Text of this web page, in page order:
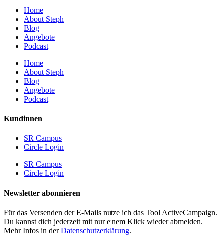
Home
About Steph
Blog
Angebote
Podcast
Home
About Steph
Blog
Angebote
Podcast
Kundinnen
SR Campus
Circle Login
SR Campus
Circle Login
Newsletter abonnieren
Für das Versenden der E-Mails nutze ich das Tool ActiveCampaign.
Du kannst dich jederzeit mit nur einem Klick wieder abmelden.
Mehr Infos in derDatenschutzerklärung.